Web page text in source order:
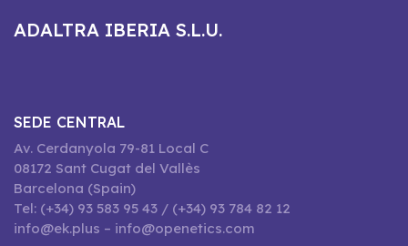
ADALTRA IBERIA S.L.U.
SEDE CENTRAL
Av. Cerdanyola 79-81 Local C
08172 Sant Cugat del Vallès
Barcelona (Spain)
Tel: (+34) 93 583 95 43 / (+34) 93 784 82 12
info@ek.plus – info@openetics.com